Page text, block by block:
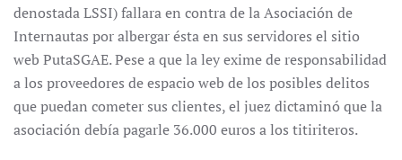
denostada LSSI) fallara en contra de la Asociación de
Internautas por albergar ésta en sus servidores el sitio
web PutaSGAE. Pese a que la ley exime de responsabilidad
a los proveedores de espacio web de los posibles delitos
que puedan cometer sus clientes, el juez dictaminó que la
asociación debía pagarle 36.000 euros a los titiriteros.